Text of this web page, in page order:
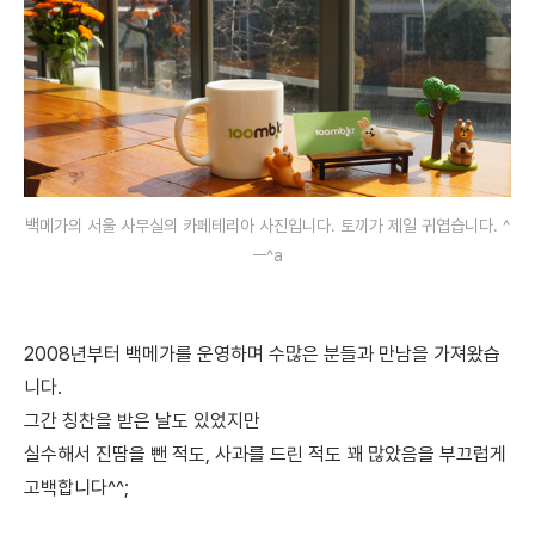
​백메가의 서울 사무실의 카페테리아 사진입니다. 토끼가 제일 귀엽습니다. ^
ㅡ^a
2008년부터 백메가를 운영하며 수많은 분들과 만남을 가져왔습
니다.
그간 칭찬을 받은 날도 있었지만
실수해서 진땀을 뺀 적도, 사과를 드린 적도 꽤 많았음을 부끄럽게
고백합니다^^;